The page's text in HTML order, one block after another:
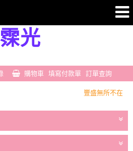
霂光
購物車 填寫付款單
訂單查詢
豐盛無所不在
豐盛無所不在
一切剛剛好